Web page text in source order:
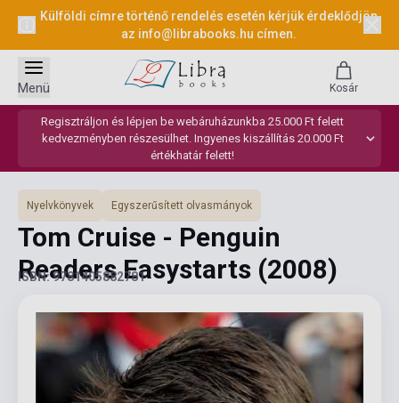
Külföldi címre történő rendelés esetén kérjük érdeklődjön
az info@librabooks.hu címen.
Regisztráljon és lépjen be webáruházunkba 25.000 Ft felett
kedvezményben részesülhet. Ingyenes kiszállítás 20.000 Ft
értékhatár felett!
Menü Kosár
Nyelvkönyvek Egyszerűsített olvasmányok
Tom Cruise - Penguin
Readers Easystarts (2008)
ISBN: 9781405882781